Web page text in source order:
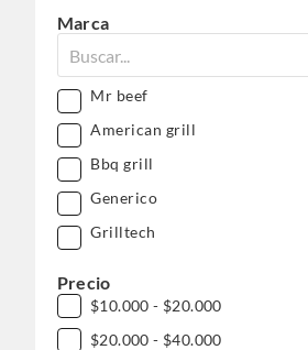
Marca
Mr beef
American grill
Bbq grill
Generico
Grilltech
Precio
$10.000 - $20.000
$20.000 - $40.000